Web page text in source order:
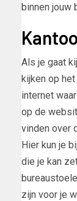
binnen jouw
Als je gaat
kijken op
internet
op de
vinden over
Hier kun je
die je kan
zijn voor je